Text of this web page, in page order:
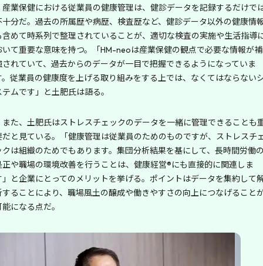
産業保健における従業員の健康管理は、健診データを記録するだけで
十分だ。過去の所属歴や病歴、検査歴など、健診データ以外の健康情
含めて時系列で整理されていることが、適切な検査の実施や生活指導
いて重要な意味を持つ。「HM-neoは産業保健の観点で必要な情報が補
されていて、過去からのデータが一目で把握できるようになっていま
。従業員の健康度を上げる取り組みをする上では、なくてはならない
テムです」と土肥氏は語る。
また、土肥氏はストレスチェックのデータを一緒に管理できることも
だと見ている。「健康管理は従業員のためのものですが、ストレスチ
クは組織のためでもあります。集団分析結果を基にして、長時間労働
正や職場の環境改善を行うことは、健康経営®にも直接的に関連しま
」と企業にとってのメリットを挙げる。ポイントはデータを集約して
することにより、職場風土の醸成や働きやすさの向上につなげること
になる点だ。